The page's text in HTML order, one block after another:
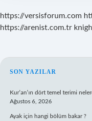
https://versisforum.com
https://arenist.com.tr
SIDEBAR
SON YAZILAR
Kur’an’ın dört temel terimi
Ağustos 6, 2026
Ayak için hangi bölüm bakar ?